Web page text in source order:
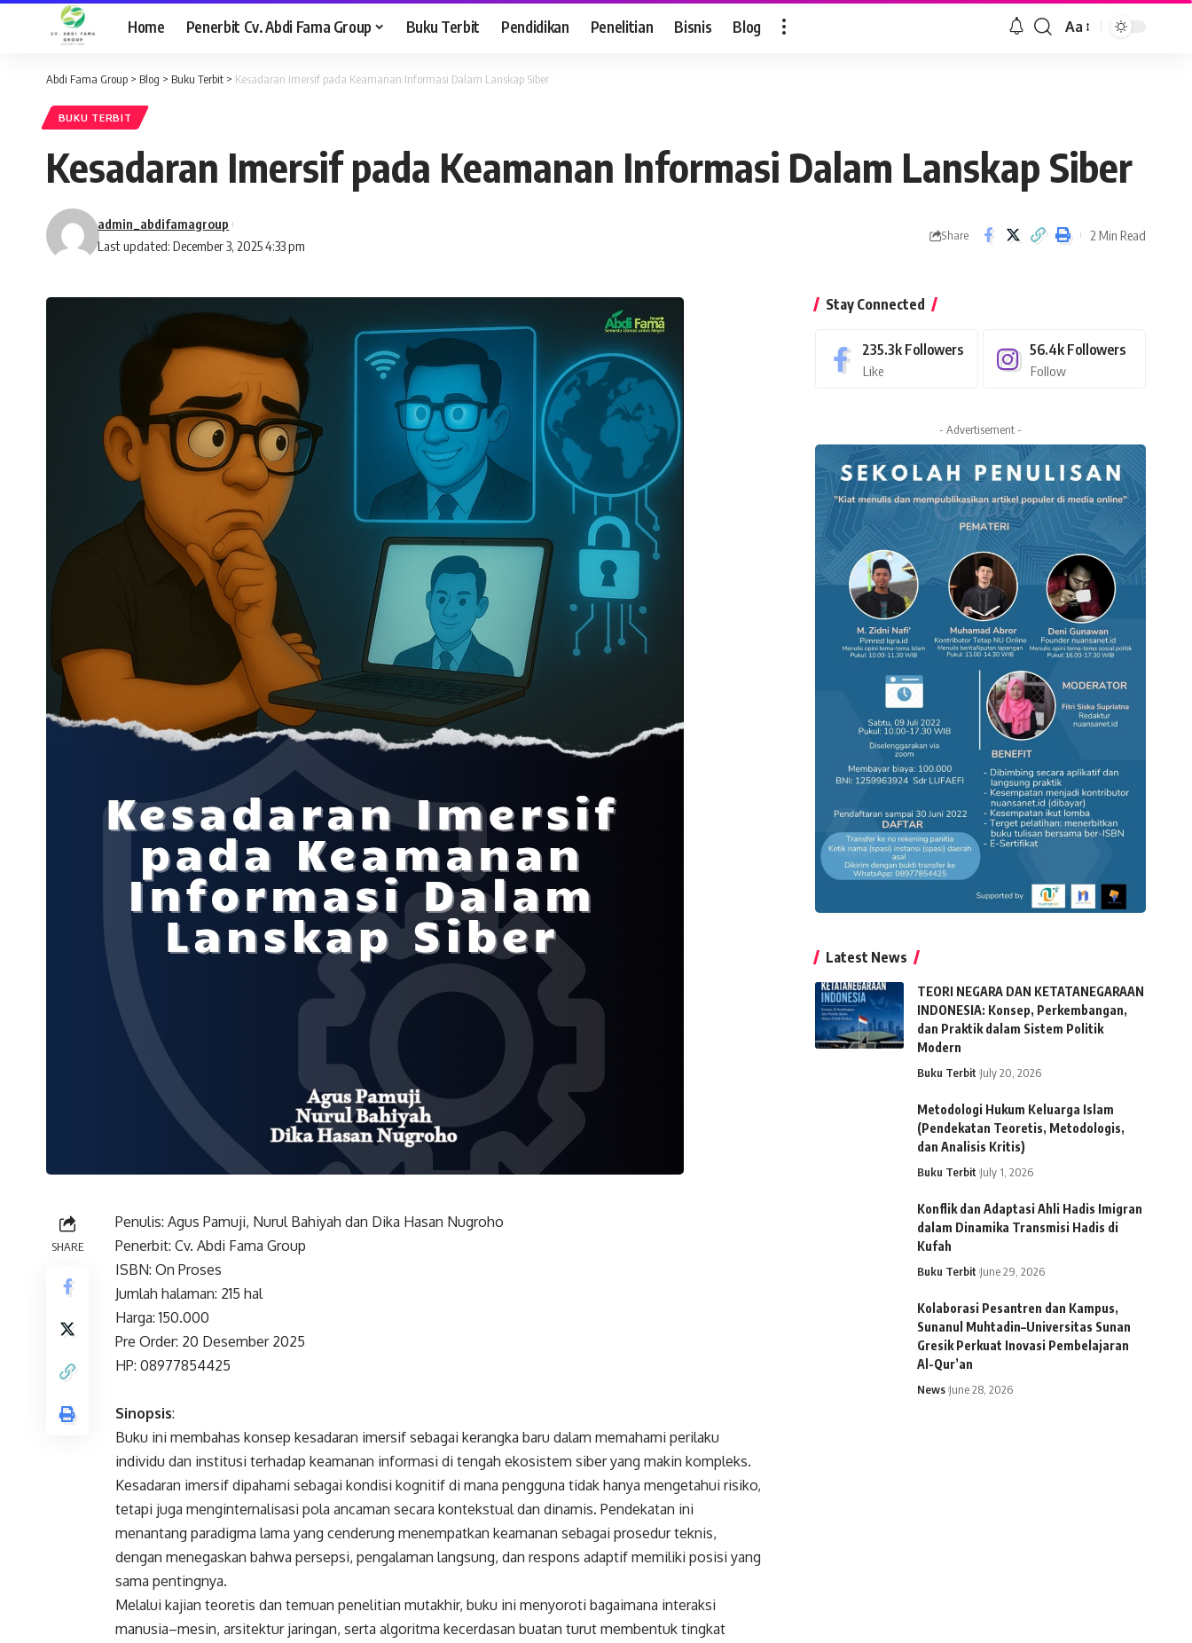
Home Penerbit Cv. Abdi Fama Group Buku Terbit Pendidikan Penelitian Bisnis Blog
Font
Aa
Abdi Fama Group > Blog > Buku Terbit > Kesadaran Imersif pada Keamanan Informasi Dalam Lanskap Siber
BUKU TERBIT
Kesadaran Imersif pada Keamanan Informasi Dalam Lanskap Siber
Last updated: December 3, 2025 4:33 pm
admin_abdifamagroup
Share 2 Min Read
SHARE
Penulis: Agus Pamuji, Nurul Bahiyah dan Dika Hasan Nugroho
Penerbit: Cv. Abdi Fama Group
ISBN: On Proses
Jumlah halaman: 215 hal
Harga: 150.000
Pre Order: 20 Desember 2025
HP: 08977854425
Sinopsis:
Buku ini membahas konsep kesadaran imersif sebagai kerangka baru dalam memahami perilaku
individu dan institusi terhadap keamanan informasi di tengah ekosistem siber yang makin kompleks.
Kesadaran imersif dipahami sebagai kondisi kognitif di mana pengguna tidak hanya mengetahui risiko,
tetapi juga menginternalisasi pola ancaman secara kontekstual dan dinamis. Pendekatan ini
menantang paradigma lama yang cenderung menempatkan keamanan sebagai prosedur teknis,
dengan menegaskan bahwa persepsi, pengalaman langsung, dan respons adaptif memiliki posisi yang
sama pentingnya.
Melalui kajian teoretis dan temuan penelitian mutakhir, buku ini menyoroti bagaimana interaksi
manusia–mesin, arsitektur jaringan, serta algoritma kecerdasan buatan turut membentuk tingkat
Stay Connected
235.3k Followers
Like
56.4k Followers
Follow
- Advertisement -
Latest News
TEORI NEGARA DAN KETATANEGARAAN
INDONESIA: Konsep, Perkembangan,
dan Praktik dalam Sistem Politik
Modern
Buku Terbit July 20, 2026
Metodologi Hukum Keluarga Islam
(Pendekatan Teoretis, Metodologis,
dan Analisis Kritis)
Buku Terbit July 1, 2026
Konflik dan Adaptasi Ahli Hadis Imigran
dalam Dinamika Transmisi Hadis di
Kufah
Buku Terbit June 29, 2026
Kolaborasi Pesantren dan Kampus,
Sunanul Muhtadin–Universitas Sunan
Gresik Perkuat Inovasi Pembelajaran
Al-Qur’an
News June 28, 2026